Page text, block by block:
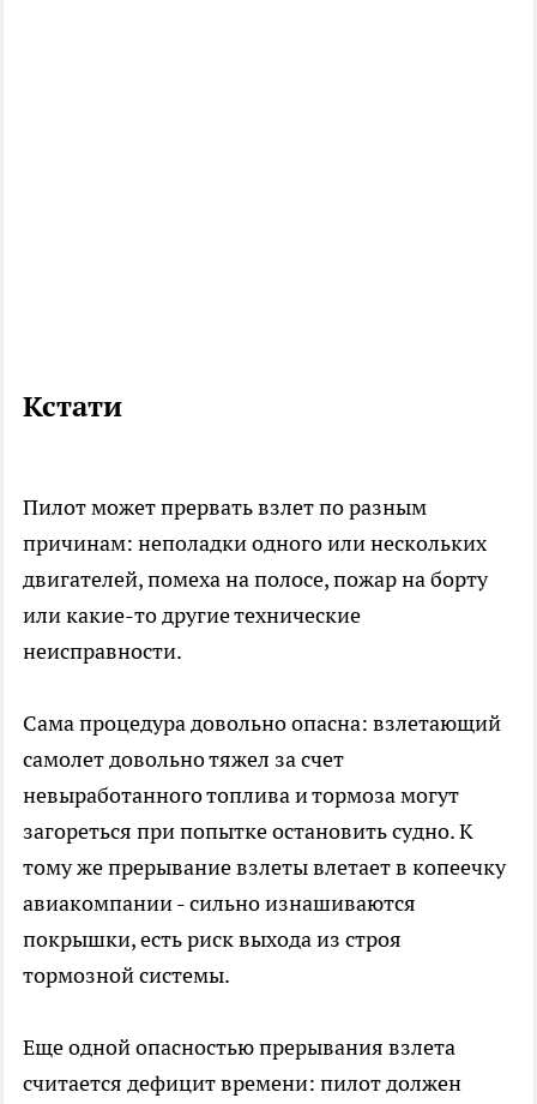
Кстати
Пилот может прервать взлет по разным
причинам: неполадки одного или нескольких
двигателей, помеха на полосе, пожар на борту
или какие-то другие технические
неисправности.
Сама процедура довольно опасна: взлетающий
самолет довольно тяжел за счет
невыработанного топлива и тормоза могут
загореться при попытке остановить судно. К
тому же прерывание взлеты влетает в копеечку
авиакомпании - сильно изнашиваются
покрышки, есть риск выхода из строя
тормозной системы.
Еще одной опасностью прерывания взлета
считается дефицит времени: пилот должен